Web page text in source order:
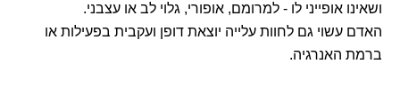
ושאינו אופייני לו - למרומם, אופורי, גלוי לב או עצבני.
האדם עשוי גם לחוות עלייה יוצאת דופן ועקבית בפעילות או
ברמת האנרגיה.